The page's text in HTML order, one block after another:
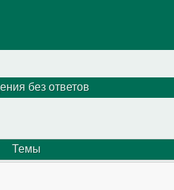
без ответов
Темы